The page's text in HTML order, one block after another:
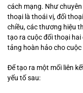
cách mạng. Như
thoại là thoái vị, đối
chiều, các thương hiệu
tạo ra cuộc đối thoại hai
tảng hoàn hảo cho cuộc
Để tạo ra một mối liên
yếu tố sau: